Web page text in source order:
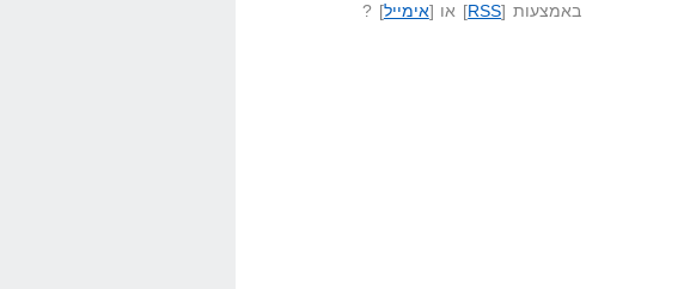
באמצעות [RSS] או [אימייל] ?